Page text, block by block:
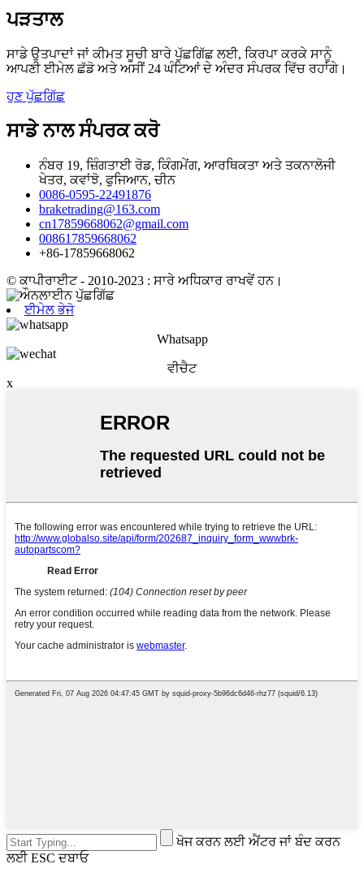
ਪੜਤਾਲ
ਸਾਡੇ ਉਤਪਾਦਾਂ ਜਾਂ ਕੀਮਤ ਸੂਚੀ ਬਾਰੇ ਪੁੱਛਗਿੱਛ ਲਈ, ਕਿਰਪਾ ਕਰਕੇ ਸਾਨੂੰ
ਆਪਣੀ ਈਮੇਲ ਛੱਡੋ ਅਤੇ ਅਸੀਂ 24 ਘੰਟਿਆਂ ਦੇ ਅੰਦਰ ਸੰਪਰਕ ਵਿੱਚ ਰਹਾਂਗੇ।
ਹੁਣ ਪੁੱਛਗਿੱਛ
ਸਾਡੇ ਨਾਲ ਸੰਪਰਕ ਕਰੋ
ਨੰਬਰ 19, ਜ਼ਿੰਗਤਾਈ ਰੋਡ, ਕਿੰਗਮੇਂਗ, ਆਰਥਿਕਤਾ ਅਤੇ ਤਕਨਾਲੋਜੀ
ਖੇਤਰ, ਕਵਾਂਝੋ, ਫੁਜਿਆਨ, ਚੀਨ
0086-0595-22491876
braketrading@163.com
cn17859668062@gmail.com
008617859668062
+86-17859668062
© ਕਾਪੀਰਾਈਟ - 2010-2023 : ਸਾਰੇ ਅਧਿਕਾਰ ਰਾਖਵੇਂ ਹਨ।
ਈਮੇਲ ਭੇਜੋ
Whatsapp
ਵੀਚੈਟ
x
ਖੋਜ ਕਰਨ ਲਈ ਐਂਟਰ ਜਾਂ ਬੰਦ ਕਰਨ
ਲਈ ESC ਦਬਾਓ